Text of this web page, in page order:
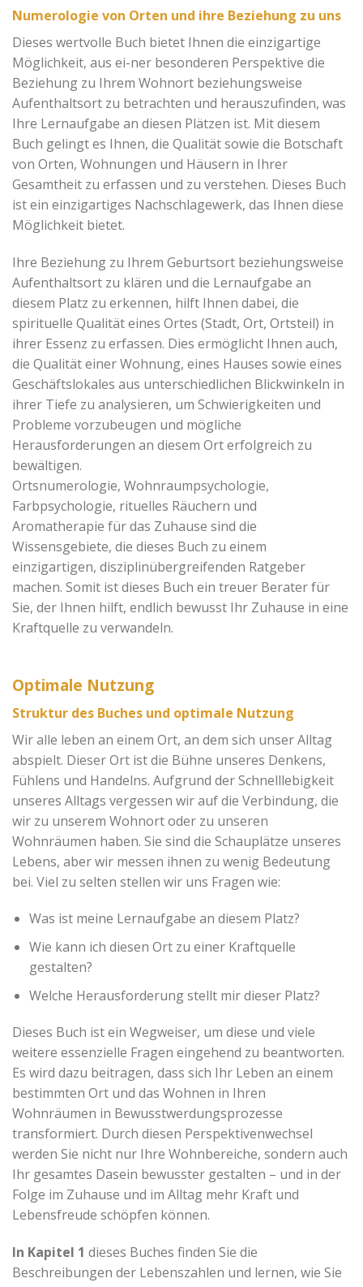
Numerologie von Orten und ihre Beziehung zu uns
Dieses wertvolle Buch bietet Ihnen die einzigartige
Möglichkeit, aus ei-ner besonderen Perspektive die
Beziehung zu Ihrem Wohnort beziehungsweise
Aufenthaltsort zu betrachten und herauszufinden, was
Ihre Lernaufgabe an diesen Plätzen ist. Mit diesem
Buch gelingt es Ihnen, die Qualität sowie die Botschaft
von Orten, Wohnungen und Häusern in Ihrer
Gesamtheit zu erfassen und zu verstehen. Dieses Buch
ist ein einzigartiges Nachschlagewerk, das Ihnen diese
Möglichkeit bietet.
Ihre Beziehung zu Ihrem Geburtsort beziehungsweise
Aufenthaltsort zu klären und die Lernaufgabe an
diesem Platz zu erkennen, hilft Ihnen dabei, die
spirituelle Qualität eines Ortes (Stadt, Ort, Ortsteil) in
ihrer Essenz zu erfassen. Dies ermöglicht Ihnen auch,
die Qualität einer Wohnung, eines Hauses sowie eines
Geschäftslokales aus unterschiedlichen Blickwinkeln in
ihrer Tiefe zu analysieren, um Schwierigkeiten und
Probleme vorzubeugen und mögliche
Herausforderungen an diesem Ort erfolgreich zu
bewältigen.
Ortsnumerologie, Wohnraumpsychologie,
Farbpsychologie, rituelles Räuchern und
Aromatherapie für das Zuhause sind die
Wissensgebiete, die dieses Buch zu einem
einzigartigen, disziplinübergreifenden Ratgeber
machen. Somit ist dieses Buch ein treuer Berater für
Sie, der Ihnen hilft, endlich bewusst Ihr Zuhause in eine
Kraftquelle zu verwandeln.
Optimale Nutzung
Struktur des Buches und optimale Nutzung
Wir alle leben an einem Ort, an dem sich unser Alltag
abspielt. Dieser Ort ist die Bühne unseres Denkens,
Fühlens und Handelns. Aufgrund der Schnelllebigkeit
unseres Alltags vergessen wir auf die Verbindung, die
wir zu unserem Wohnort oder zu unseren
Wohnräumen haben. Sie sind die Schauplätze unseres
Lebens, aber wir messen ihnen zu wenig Bedeutung
bei. Viel zu selten stellen wir uns Fragen wie:
Was ist meine Lernaufgabe an diesem Platz?
Wie kann ich diesen Ort zu einer Kraftquelle
gestalten?
Welche Herausforderung stellt mir dieser Platz?
Dieses Buch ist ein Wegweiser, um diese und viele
weitere essenzielle Fragen eingehend zu beantworten.
Es wird dazu beitragen, dass sich Ihr Leben an einem
bestimmten Ort und das Wohnen in Ihren
Wohnräumen in Bewusstwerdungsprozesse
transformiert. Durch diesen Perspektivenwechsel
werden Sie nicht nur Ihre Wohnbereiche, sondern auch
Ihr gesamtes Dasein bewusster gestalten – und in der
Folge im Zuhause und im Alltag mehr Kraft und
Lebensfreude schöpfen können.
In Kapitel 1 dieses Buches finden Sie die
Beschreibungen der Lebenszahlen und lernen, wie Sie